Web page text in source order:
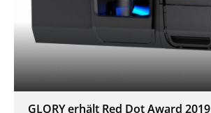
GLORY erhält Red Dot Award 2019